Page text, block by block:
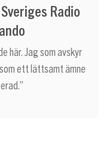
Radio
här. Jag som avskyr
ett lättsamt ämne